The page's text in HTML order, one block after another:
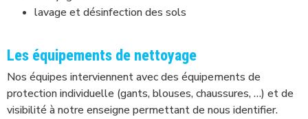
lavage et désinfection des sols
Les équipements de nettoyage
Nos équipes interviennent avec des équipements de
protection individuelle (gants, blouses, chaussures, …) et de
visibilité à notre enseigne permettant de nous identifier.